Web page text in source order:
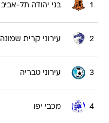
1 בני יהודה תל-אביב
2 עירוני קרית שמונה
3 עירוני טבריה
4 מכבי יפו